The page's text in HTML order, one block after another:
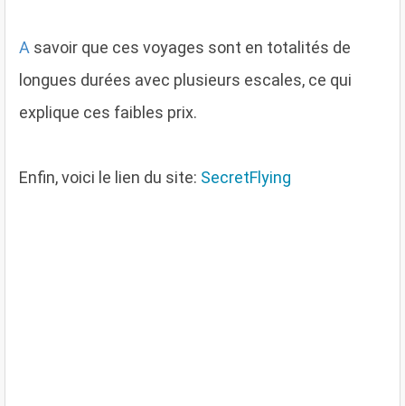
A savoir que ces voyages sont en totalités de
longues durées avec plusieurs escales, ce qui
explique ces faibles prix.
Enfin, voici le lien du site: SecretFlying